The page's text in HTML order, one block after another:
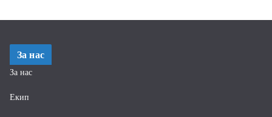
За нас
За нас
Екип